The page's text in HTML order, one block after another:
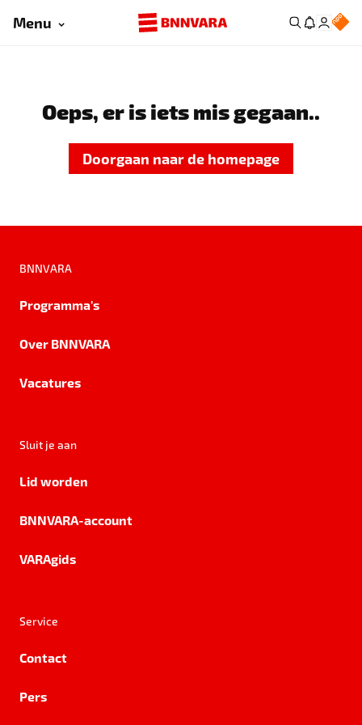
Menu
Oeps, er is iets mis gegaan..
Doorgaan naar de homepage
BNNVARA
Programma's
Over BNNVARA
Vacatures
Sluit je aan
Lid worden
BNNVARA-account
VARAgids
Service
Contact
Pers